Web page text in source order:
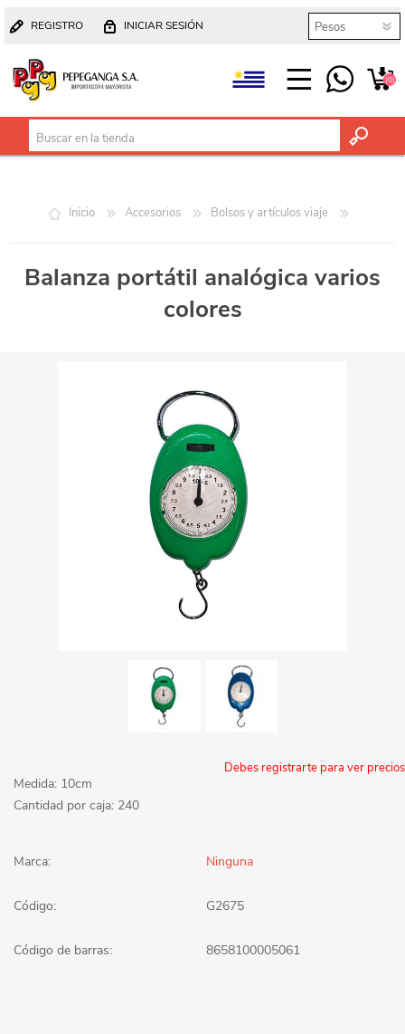
REGISTRO INICIAR SESIÓN
(0)
Inicio Accesorios Bolsos y artículos viaje
Balanza portátil analógica varios
colores
Debes registrarte para ver precios
Medida: 10cm
Cantidad por caja: 240
Marca: Ninguna
Código: G2675
Código de barras: 8658100005061